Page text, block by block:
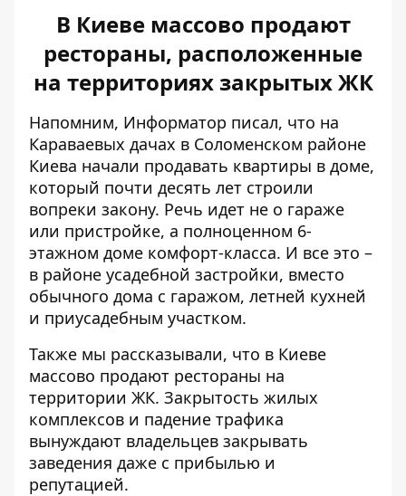
В Киеве массово продают
рестораны, расположенные
на территориях закрытых ЖК
Напомним, Информатор писал, что на
Караваевых дачах в Соломенском районе
Киева начали продавать квартиры в доме,
который почти десять лет строили
вопреки закону. Речь идет не о гараже
или пристройке, а полноценном 6-
этажном доме комфорт-класса. И все это –
в районе усадебной застройки, вместо
обычного дома с гаражом, летней кухней
и приусадебным участком.
Также мы рассказывали, что в Киеве
массово продают рестораны на
территории ЖК. Закрытость жилых
комплексов и падение трафика
вынуждают владельцев закрывать
заведения даже с прибылью и
репутацией.